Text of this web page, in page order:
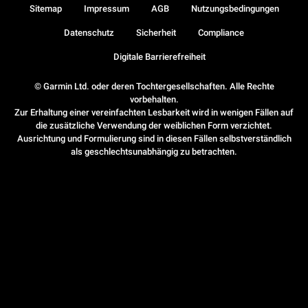
© Garmin Ltd. oder deren Tochtergesellschaften. Alle Rechte
vorbehalten.
Zur Erhaltung einer vereinfachten Lesbarkeit wird in wenigen Fällen auf
die zusätzliche Verwendung der weiblichen Form verzichtet.
Ausrichtung und Formulierung sind in diesen Fällen selbstverständlich
als geschlechtsunabhängig zu betrachten.
Sitemap Impressum AGB Nutzungsbedingungen
Datenschutz Sicherheit Compliance
Digitale Barrierefreiheit